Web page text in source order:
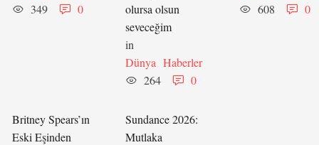
349
0
olursa olsun
seveceğim
in
Dünya Haberler
264
0
608
0
Britney Spears’ın
Eski Eşinden
Sundance 2026:
Mutlaka